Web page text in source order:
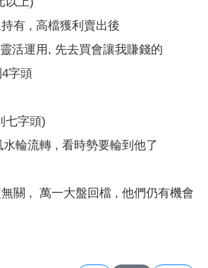
有 , 高檔獲利賣出後
活運用, 先去買會讓我賺錢的
字頭
七字頭)
輪流轉 , 看時勢要輪到他了
關 , 萬一大盤回檔 , 他們仍有機會